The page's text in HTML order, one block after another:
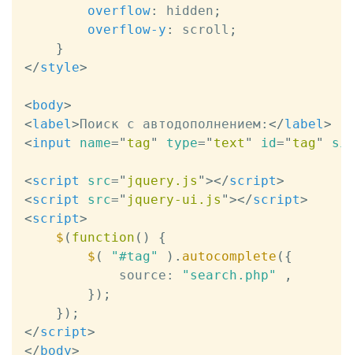
overflow: hidden ;
overflow-y : scroll ;
}
</style>
<body>
<label>Поиск с автодополнением: </label>
<input name=" tag" type=" text " id=" tag"
<script src=" jquery.js "></script>
<script src=" jquery-ui.js "></script>
<script>
$ ( function ( )
{
$ ( "#tag" ) . autocomplete ( {
			source
: "search.php"
,
} ) ;
} ) ;
</script>
</body>